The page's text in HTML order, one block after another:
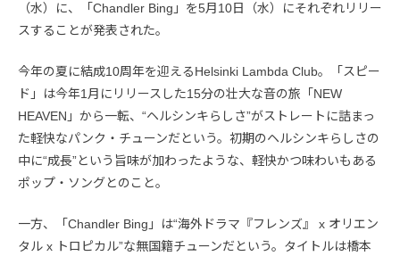
（水）に、「Chandler Bing」を5月10日（水）にそれぞれリリー
スすることが発表された。
今年の夏に結成10周年を迎えるHelsinki Lambda Club。「スピー
ド」は今年1月にリリースした15分の壮大な音の旅「NEW
HEAVEN」から一転、“ヘルシンキらしさ”がストレートに詰まっ
た軽快なパンク・チューンだという。初期のヘルシンキらしさの
中に“成長”という旨味が加わったような、軽快かつ味わいもある
ポップ・ソングとのこと。
一方、「Chandler Bing」は“海外ドラマ『フレンズ』 x オリエン
タル x トロピカル”な無国籍チューンだという。タイトルは橋本